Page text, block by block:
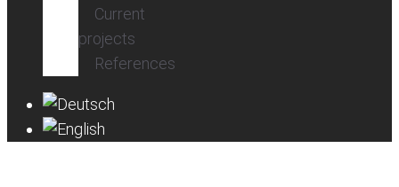
Current
projects
References